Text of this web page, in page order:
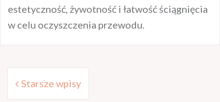
estetyczność, żywotność i łatwość ściągnięcia
w celu oczyszczenia przewodu.
Nawigacja
po Starsze wpisy